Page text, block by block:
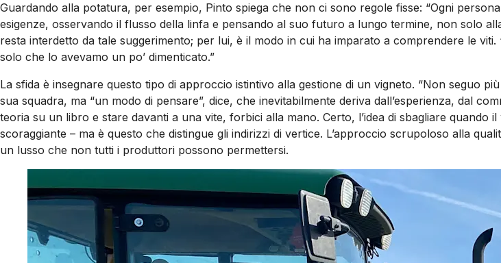
Guardando alla potatura, per esempio, Pinto spiega che non ci sono regole fisse: “Ogni
esigenze, osservando il flusso della linfa e pensando al suo futuro a lungo termine, non solo
resta interdetto da tale suggerimento; per lui, è il modo in cui ha imparato a comprendere le
solo che lo avevamo un po’ dimenticato.”
La sfida è insegnare questo tipo di approccio istintivo alla gestione di un vigneto. “Non seguo
sua squadra, ma “un modo di pensare”, dice, che inevitabilmente deriva dall’esperienza, dal
teoria su un libro e stare davanti a una vite, forbici alla mano. Certo, l’idea di sbagliare
scoraggiante – ma è questo che distingue gli indirizzi di vertice. L’approccio scrupoloso alla
un lusso che non tutti i produttori possono permettersi.